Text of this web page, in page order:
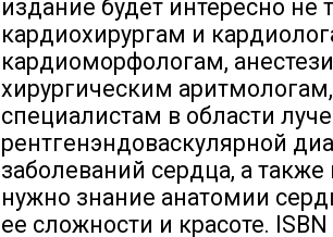
издание будет интересно не
кардиохирургам и
кардиоморфологам,
хирургическим аритмологам,
специалистам в области
рентгенэндоваскулярной
заболеваний сердца, а
нужно знание анатомии
ее сложности и красоте.